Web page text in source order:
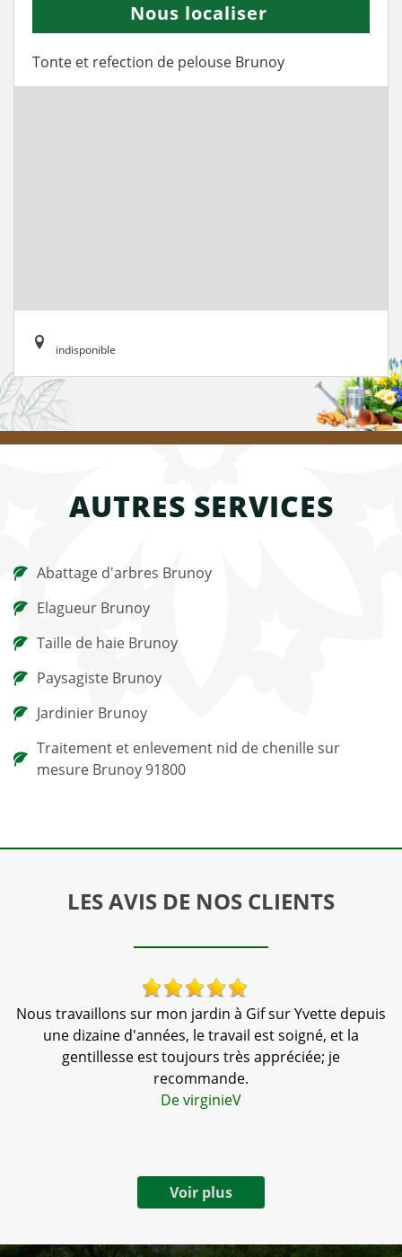
Nous localiser
Tonte et refection de pelouse Brunoy
indisponible
AUTRES SERVICES
Abattage d'arbres Brunoy
Elagueur Brunoy
Taille de haie Brunoy
Paysagiste Brunoy
Jardinier Brunoy
Traitement et enlevement nid de chenille sur
mesure Brunoy 91800
LES AVIS DE NOS CLIENTS
Nous travaillons sur mon jardin à Gif sur Yvette depuis
une dizaine d'années, le travail est soigné, et la
gentillesse est toujours très appréciée; je
recommande.
De virginieV
Voir plus